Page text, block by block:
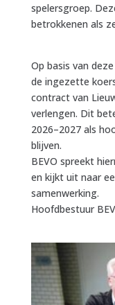
spelersgroep.
betrokkenen als
Op basis van
de ingezette
contract van
verlengen. Dit
2026–2027 als
blijven.
BEVO spreekt
en kijkt uit naar
samenwerking.
Hoofdbestuur